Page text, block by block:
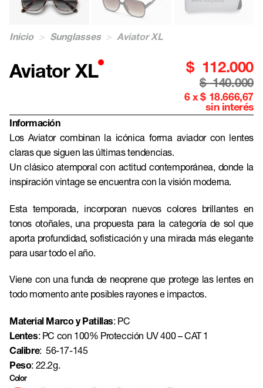
Inicio > Sunglasses > Aviator XL
Aviator XL $ 112.000
$ 140.000
6 x $ 18.666,67
sin interés
Información
Los Aviator combinan la icónica forma aviador con lentes
claras que siguen las últimas tendencias.
Un clásico atemporal con actitud contemporánea, donde la
inspiración vintage se encuentra con la visión moderna.
Esta temporada, incorporan nuevos colores brillantes en
tonos otoñales, una propuesta para la categoría de sol que
aporta profundidad, sofisticación y una mirada más elegante
para usar todo el año.
Viene con una funda de neoprene que protege las lentes en
todo momento ante posibles rayones e impactos.
Material Marco y Patillas: PC
Lentes: PC con 100% Protección UV 400 – CAT 1
Calibre: 56-17-145
Peso: 22.2g.
Color